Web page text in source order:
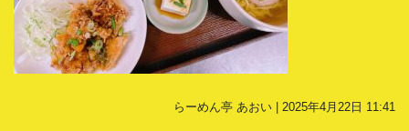
らーめん亭 あおい | 2025年4月22日 11:41